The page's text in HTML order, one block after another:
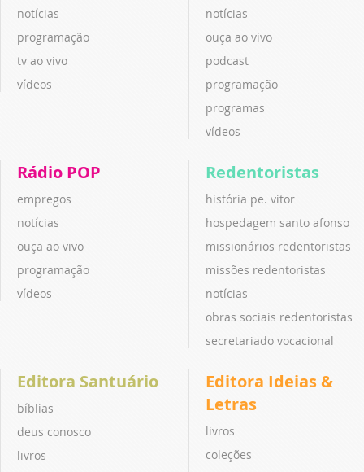
notícias
programação
tv ao vivo
vídeos
notícias
ouça ao vivo
podcast
programação
programas
vídeos
Rádio POP
empregos
notícias
ouça ao vivo
programação
vídeos
Redentoristas
história pe. vitor
hospedagem santo afonso
missionários redentoristas
missões redentoristas
notícias
obras sociais redentoristas
secretariado vocacional
Editora Santuário
bíblias
deus conosco
livros
Editora Ideias &
Letras
livros
coleções